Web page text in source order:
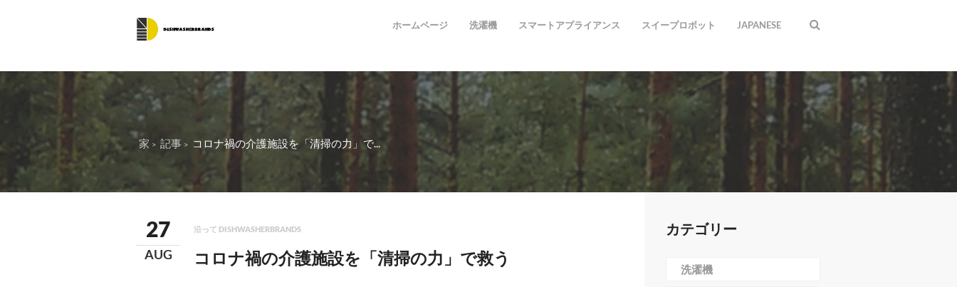
ホームページ 洗濯機 スマートアプライアンス スイープロボット JAPANESE
家 記事 コロナ禍の介護施設を「清掃の力」で...
27
AUG
沿って DISHWASHERBRANDS
コロナ禍の介護施設を「清掃の力」で救う
カテゴリー
洗濯機